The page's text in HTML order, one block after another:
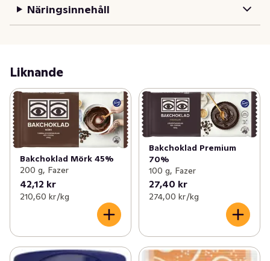
Näringsinnehåll
Liknande
Bakchoklad Mörk 45%
200 g, Fazer
42,12 kr
210,60 kr /kg
Bakchoklad Premium
70%
100 g, Fazer
27,40 kr
274,00 kr /kg